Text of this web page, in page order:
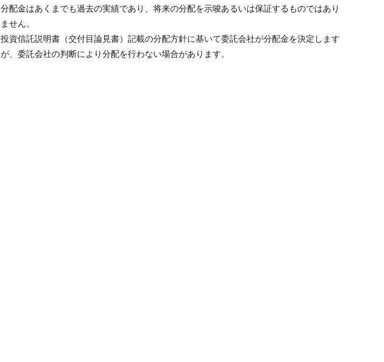
分配金はあくまでも過去の実績であり、将来の分配を示唆あるいは保証するものではあり
ません。
投資信託説明書（交付目論見書）記載の分配方針に基いて委託会社が分配金を決定します
が、委託会社の判断により分配を行わない場合があります。